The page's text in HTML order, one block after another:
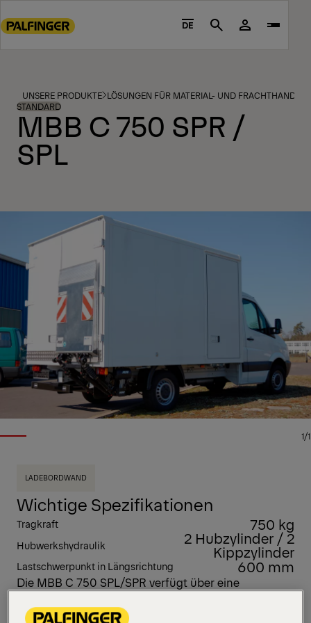
to
footer
content
DE Search
UNSERE PRODUKTE LÖSUNGEN FÜR MATERIAL- UND
STANDARD
MBB C 750 SPR /
SPL
1/1
LADEBORDWAND
Wichtige Spezifikationen
Tragkraft 750 kg
Hubwerkshydraulik 2 Hubzylinder / 2
Kippzylinder
Lastschwerpunkt in Längsrichtung 600 mm
Die MBB C 750 SPL/SPR verfügt über eine
rechten Fahrzeugseite montiert wird und einen